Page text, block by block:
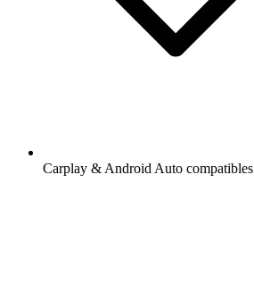
Carplay & Android Auto compatibles